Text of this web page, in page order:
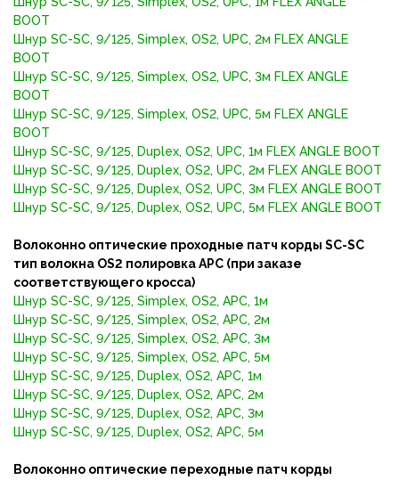
BOOT
Шнур SC-SC, 9/125, Simplex, OS2, UPC, 2м FLEX ANGLE
BOOT
Шнур SC-SC, 9/125, Simplex, OS2, UPC, 3м FLEX ANGLE
BOOT
Шнур SC-SC, 9/125, Simplex, OS2, UPC, 5м FLEX ANGLE
BOOT
Шнур SC-SC, 9/125, Duplex, OS2, UPC, 1м FLEX ANGLE BOOT
Шнур SC-SC, 9/125, Duplex, OS2, UPC, 2м FLEX ANGLE BOOT
Шнур SC-SC, 9/125, Duplex, OS2, UPC, 3м FLEX ANGLE BOOT
Шнур SC-SC, 9/125, Duplex, OS2, UPC, 5м FLEX ANGLE BOOT
Волоконно оптические проходные патч корды SC-SC
тип волокна OS2 полировка APC (при заказе
соответствующего кросса)
Шнур SC-SC, 9/125, Simplex, OS2, APC, 1м
Шнур SC-SC, 9/125, Simplex, OS2, APC, 2м
Шнур SC-SC, 9/125, Simplex, OS2, APC, 3м
Шнур SC-SC, 9/125, Simplex, OS2, APC, 5м
Шнур SC-SC, 9/125, Duplex, OS2, APC, 1м
Шнур SC-SC, 9/125, Duplex, OS2, APC, 2м
Шнур SC-SC, 9/125, Duplex, OS2, APC, 3м
Шнур SC-SC, 9/125, Duplex, OS2, APC, 5м
Волоконно оптические переходные патч корды